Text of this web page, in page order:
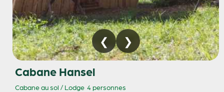
Cabane Hansel
Cabane au sol / Lodge 4 personnes